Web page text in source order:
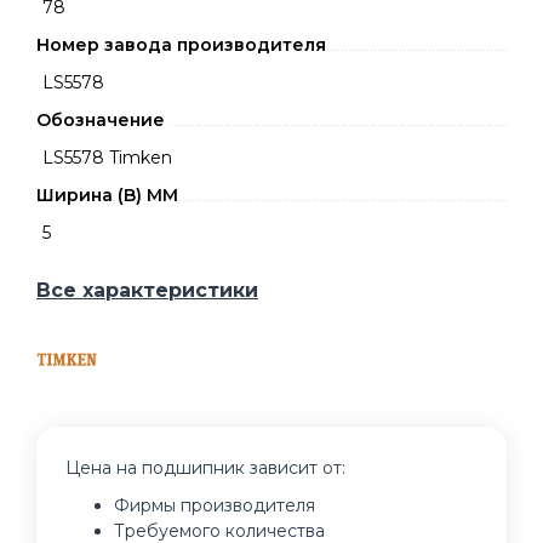
78
Номер завода производителя
LS5578
Обозначение
LS5578 Timken
Ширина (B) MM
5
Все характеристики
Цена на подшипник зависит от:
Фирмы производителя
Требуемого количества